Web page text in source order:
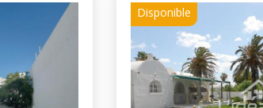
Disponible